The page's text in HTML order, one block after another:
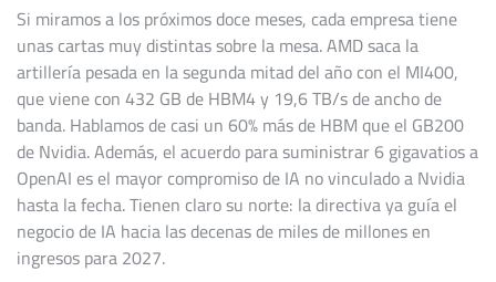
Si miramos a los próximos doce meses, cada empresa tiene
unas cartas muy distintas sobre la mesa. AMD saca la
artillería pesada en la segunda mitad del año con el MI400,
que viene con 432 GB de HBM4 y 19,6 TB/s de ancho de
banda. Hablamos de casi un 60% más de HBM que el GB200
de Nvidia. Además, el acuerdo para suministrar 6 gigavatios a
OpenAI es el mayor compromiso de IA no vinculado a Nvidia
hasta la fecha. Tienen claro su norte: la directiva ya guía el
negocio de IA hacia las decenas de miles de millones en
ingresos para 2027.